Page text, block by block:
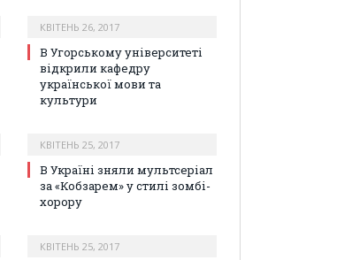
КВІТЕНЬ 26, 2017
В Угорському університеті
відкрили кафедру
української мови та
культури
КВІТЕНЬ 25, 2017
В Україні зняли мультсеріал
за «Кобзарем» у стилі зомбі-
хорору
КВІТЕНЬ 25, 2017